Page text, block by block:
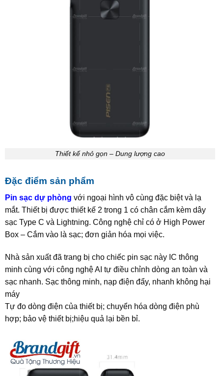
Thiết kế nhỏ gọn – Dung lượng cao
Đặc điểm sản phẩm
Pin sạc dự phòng với ngoại hình vô cùng đặc biệt và lạ
mắt. Thiết bị được thiết kế 2 trong 1 có chân cắm kèm dây
sạc Type C và Lightning. Công nghệ chỉ có ở High Power
Box – Cắm vào là sạc; đơn giản hóa mọi việc.
Nhà sản xuất đã trang bị cho chiếc pin sạc này IC thông
minh cùng với công nghệ AI tự điều chỉnh dòng an toàn và
sạc nhanh. Sạc thông minh, nạp điện đẩy, nhanh không hại
máy
Tự đo dòng điện của thiết bị; chuyển hóa dòng điện phù
hợp; bảo vệ thiết bị;hiệu quả lại bền bỉ.